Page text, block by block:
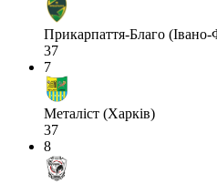
Прикарпаття-Благо (Івано-
37
7
Металіст (Харків)
37
8